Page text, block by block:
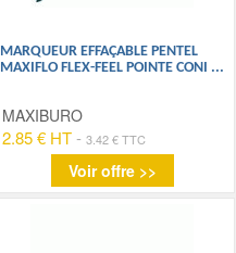
MARQUEUR EFFAÇABLE PENTEL
MAXIFLO FLEX-FEEL POINTE CONI ...
MAXIBURO
2.85 € HT - 3.42 € TTC
Voir offre >>